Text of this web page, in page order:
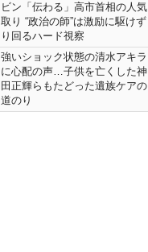
ビン「伝わる」高市首相の人気
取り “政治の師”は激励に駆けず
り回るハード視察
強いショック状態の清水アキラ
に心配の声…子供を亡くした神
田正輝らもたどった遺族ケアの
道のり